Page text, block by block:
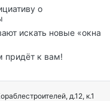
о
искать новые «окна
придёт к вам!
д.12, к.1